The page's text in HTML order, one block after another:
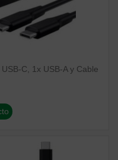
C, 1x USB-A y Cable